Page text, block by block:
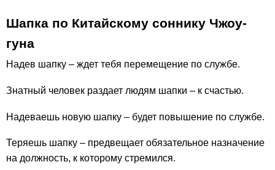
Шапка по Китайскому соннику Чжоу-
гуна
Надев шапку – ждет тебя перемещение по службе.
Знатный человек раздает людям шапки – к счастью.
Надеваешь новую шапку – будет повышение по службе.
Теряешь шапку – предвещает обязательное назначение
на должность, к которому стремился.